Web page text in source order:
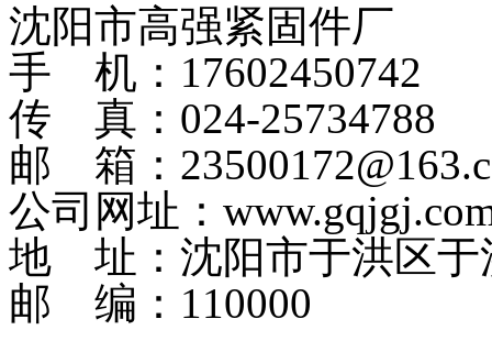
沈阳市高强紧固件厂
手 机：17602450742
传 真：024-25734788
邮 箱：
公司网址：
地 址：沈阳市于洪区于
邮 编：110000